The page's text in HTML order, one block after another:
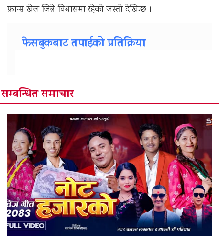
फ्रान्स खेल जित्ने विश्वासमा रहेको जस्तो देखिन्छ ।
फेसबुकबाट तपाईको प्रतिक्रिया
सम्बन्धित समाचार